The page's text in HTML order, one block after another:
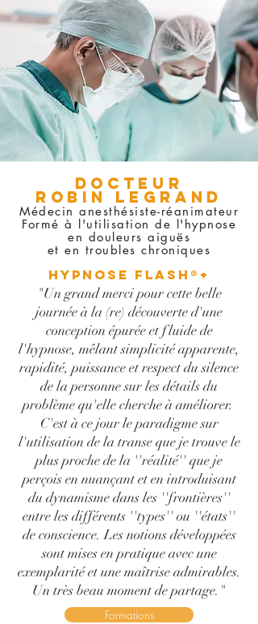
DocteuR
ROBIN LEGRAND
Médecin anesthésiste-réanimateur
Formé à l'utilisation de l'hypnose
en douleurs aiguës
et en troubles chroniques
Hypnose Flash®+
"Un grand merci pour cette belle
journée à la (re) découverte d'une
conception épurée et fluide de
l'hypnose, mêlant simplicité apparente,
rapidité, puissance et respect du silence
de la personne sur les détails du
problème qu'elle cherche à améliorer.
C'est à ce jour le paradigme sur
l'utilisation de la transe que je trouve le
plus proche de la ''réalité'' que je
perçois en nuançant et en introduisant
du dynamisme dans les ''frontières''
entre les différents ''types'' ou ''états''
de conscience. Les notions développées
sont mises en pratique avec une
exemplarité et une maîtrise admirables.
Un très beau moment de partage."
Formations